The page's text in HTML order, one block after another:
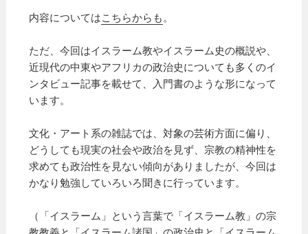
内容についてはこちらからも。
ただ、今回はイスラーム教やイスラーム史の概説や、
近現代の中東やアフリカの政治史についても多くのイ
ンタビュー記事を載せて、入門書のような形になって
います。
文化・アート系の雑誌では、対象の芸術方面に偏り、
どうしても現実の社会や政治を見ず、宗教の精神性を
求めても政治性を見ない傾向がありましたが、今回は
かなり勉強していろいろ聞きに行っています。
（「イスラーム」という言葉で「イスラーム教」の宗